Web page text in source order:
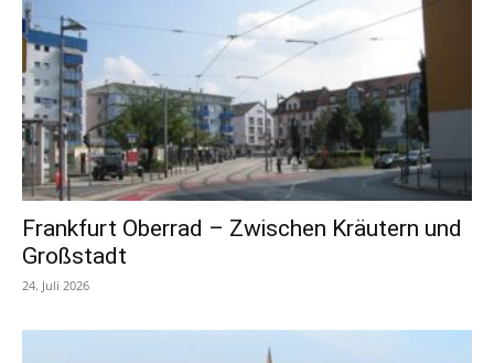
Frankfurt Oberrad – Zwischen Kräutern und
Großstadt
24. Juli 2026